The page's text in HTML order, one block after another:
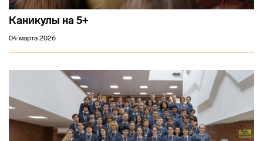
Каникулы на 5+
04 марта 2026